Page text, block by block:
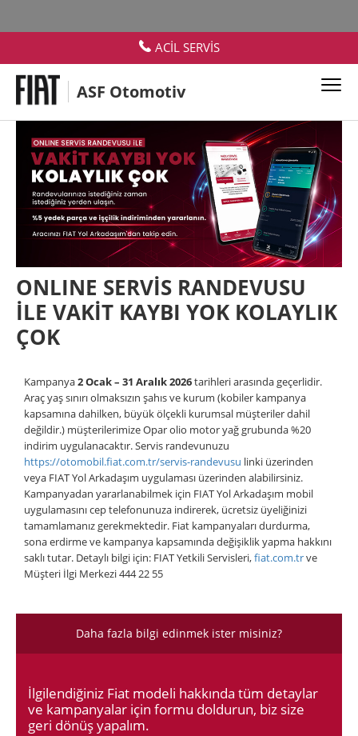
ACİL SERVİS
ASF Otomotiv
ONLINE SERVİS RANDEVUSU
İLE VAKİT KAYBI YOK KOLAYLIK
ÇOK
Kampanya2 Ocak – 31 Aralık 2026tarihleri arasında geçerlidir.
Araç yaş sınırı olmaksızın şahıs ve kurum (kobiler kampanya
kapsamına dahilken, büyük ölçekli kurumsal müşteriler dahil
değildir.) müşterilerimize Opar olio motor yağ grubunda %20
indirim uygulanacaktır. Servis randevunuzu
https://otomobil.fiat.com.tr/servis-randevusu linki üzerinden
veya FIAT Yol Arkadaşım uygulaması üzerinden alabilirsiniz.
Kampanyadan yararlanabilmek için FIAT Yol Arkadaşım mobil
uygulamasını cep telefonunuza indirerek, ücretsiz üyeliğinizi
tamamlamanız gerekmektedir. Fiat kampanyaları durdurma,
sona erdirme ve kampanya kapsamında değişiklik yapma hakkını
saklı tutar. Detaylı bilgi için: FIAT Yetkili Servisleri,fiat.com.trve
Müşteri İlgi Merkezi 444 22 55
Daha fazla bilgi edinmek ister misiniz?
İlgilendiğiniz Fiat modeli hakkında tüm detaylar
ve kampanyalar için formu doldurun, biz size
geri dönüş yapalım.